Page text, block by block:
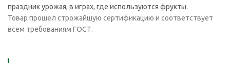
праздник урожая, в играх, где используются фрукты.
Товар прошел строжайшую сертификацию и соответствует
всем требованиям ГОСТ.